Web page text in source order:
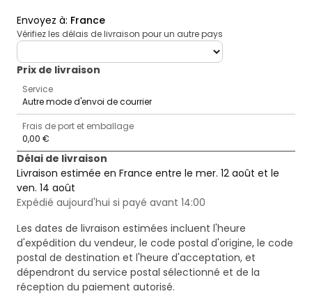
Envoyez à: France
Vérifiez les délais de livraison pour un autre pays
deliveryCountry
Prix ​​de livraison
Service
Autre mode d'envoi de courrier
Frais de port et emballage
0,00 €
Délai de livraison
Livraison estimée en France entre le mer. 12 août et le
ven. 14 août
Expédié aujourd'hui si payé avant 14:00
Les dates de livraison estimées incluent l'heure
d'expédition du vendeur, le code postal d'origine, le code
postal de destination et l'heure d'acceptation, et
dépendront du service postal sélectionné et de la
réception du paiement autorisé.